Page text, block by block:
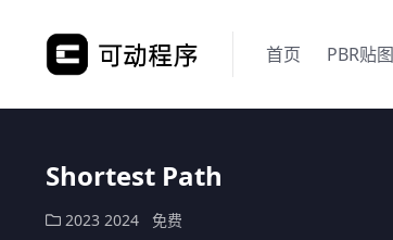
首页 PBR贴图
Shortest Path
2023 2024 免费